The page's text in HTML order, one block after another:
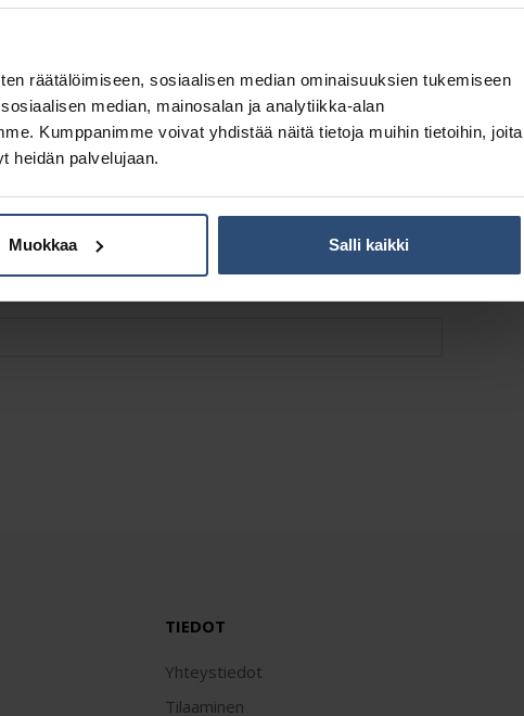
räätälöimiseen, sosiaalisen median ominaisuuksien tukemiseen
median, mainosalan ja analytiikka-alan
Kumppanimme voivat yhdistää näitä tietoja muihin tietoihin, joita
heidän palvelujaan.
Muokkaa Salli kaikki
LISÄÄ OSTOSKORIIN Yhteensä: 21,23 €
TIEDOT
Yhteystiedot
Tilaaminen